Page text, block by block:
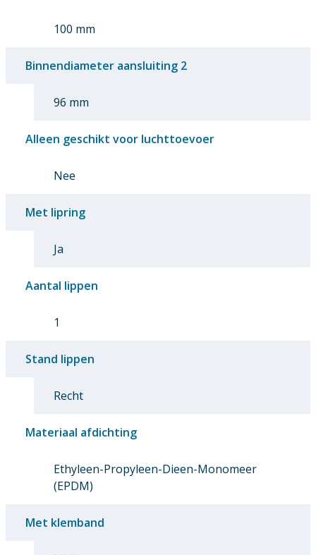
100 mm
Binnendiameter aansluiting 2
96 mm
Alleen geschikt voor luchttoevoer
Nee
Met lipring
Ja
Aantal lippen
1
Stand lippen
Recht
Materiaal afdichting
Ethyleen-Propyleen-Dieen-Monomeer
(EPDM)
Met klemband